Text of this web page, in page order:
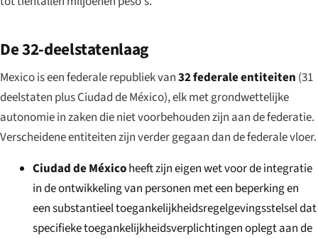
De 32-deelstatenlaag
Mexico is een federale republiek van32 federale entiteiten (31
deelstaten plus Ciudad de México), elk met grondwettelijke
autonomie in zaken die niet voorbehouden zijn aan de federatie.
Verscheidene entiteiten zijn verder gegaan dan de federale vloer.
Ciudad de Méxicoheeft zijn eigen wet voor de integratie
in de ontwikkeling van personen met een beperking en
een substantieel toegankelijkheidsregelgevingsstelsel dat
specifieke toegankelijkheidsverplichtingen oplegt aan de